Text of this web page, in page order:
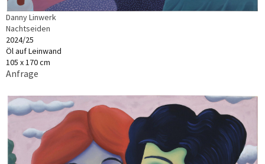
Danny Linwerk
Nachtseiden
2024/25
Öl auf Leinwand
105 x 170 cm
Anfrage